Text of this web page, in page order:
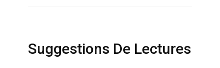
Suggestions De Lectures